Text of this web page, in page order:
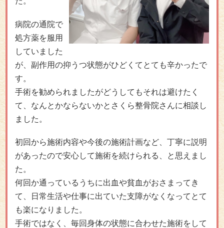
病院の通院で
処方薬を服用
していました
が、副作用の抑うつ状態がひどくてとても辛かったで
す。
手術を勧められましたがどうしてもそれは避けたく
て、なんとかならないかとさくら整骨院さんに相談し
ました。
初回から施術内容や今後の施術計画など、丁寧に説明
があったので安心して施術を続けられる、と思えまし
た。
何回か通っているうちに出血や貧血がおさまってき
て、日常生活や仕事に出ていた支障がなくなってとて
も楽になりました。
手術ではなく、毎回身体の状態に合わせた施術をして